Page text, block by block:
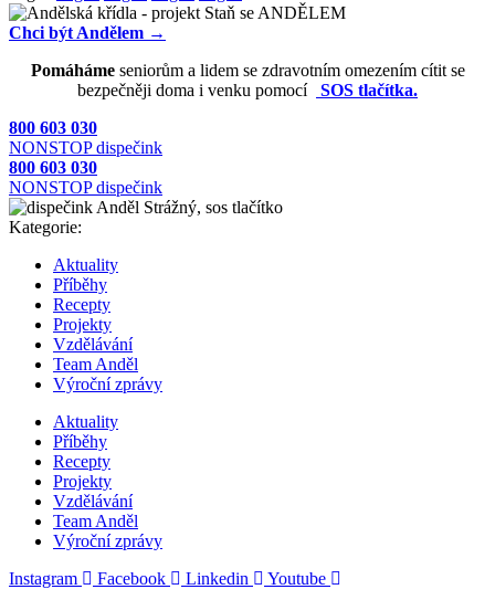
Chci být Andělem →
Pomáhámeseniorům a lidem se zdravotním omezením cítit se
bezpečněji doma i venku pomocí
SOS tlačítka.
800 603 030
NONSTOP dispečink
800 603 030
NONSTOP dispečink
Kategorie:
Aktuality
Příběhy
Recepty
Projekty
Vzdělávání
Team Anděl
Výroční zprávy
Aktuality
Příběhy
Recepty
Projekty
Vzdělávání
Team Anděl
Výroční zprávy
Instagram
Facebook Linkedin Youtube